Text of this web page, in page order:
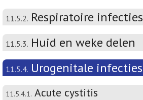
11.5.2. Respiratoire infecties
11.5.3. Huid en weke delen
11.5.4. Urogenitale infecties
11.5.4.1. Acute cystitis